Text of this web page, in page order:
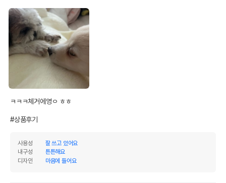
상품 필수 정보
품명 및 모델명
법에 의한 인증,허가 등을
경우 그에 대한 사항
제조자,수입품의 경우
수입자를 함께 표기
ㅋㅋㅋ체거에영ㅇ ㅎㅎ
#상품후기
사용성
잘 쓰고 있어요
내구성
튼튼해요
디자인
마음에 들어요